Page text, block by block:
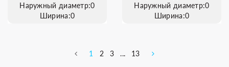
Наружный диаметр:0
Ширина:0
Наружный диаметр:0
Ширина:0
1 2 3 ... 13